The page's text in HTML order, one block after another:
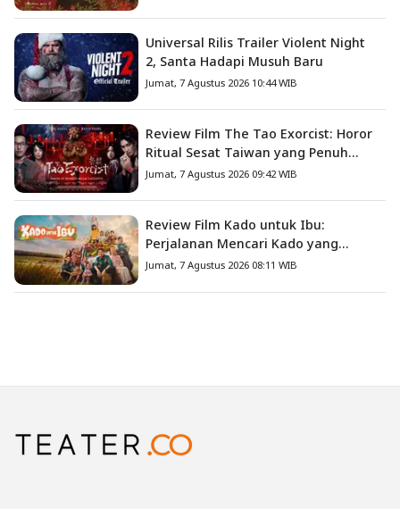
Universal Rilis Trailer Violent Night
2, Santa Hadapi Musuh Baru
Jumat, 7 Agustus 2026 10:44 WIB
Review Film The Tao Exorcist: Horor
Ritual Sesat Taiwan yang Penuh
Misteri dan Teror Psikologis
Jumat, 7 Agustus 2026 09:42 WIB
Review Film Kado untuk Ibu:
Perjalanan Mencari Kado yang
Mengajarkan Arti Keluarga
Jumat, 7 Agustus 2026 08:11 WIB